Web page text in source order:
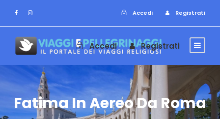
Accedi Registrati
Accedi Registrati
Fatima In Aereo Da Roma